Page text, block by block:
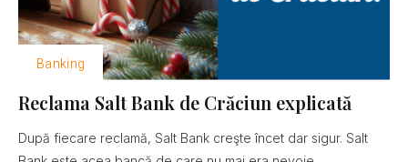
Banking
Reclama Salt Bank de Crăciun explicată
După fiecare reclamă, Salt Bank creşte încet dar sigur. Salt